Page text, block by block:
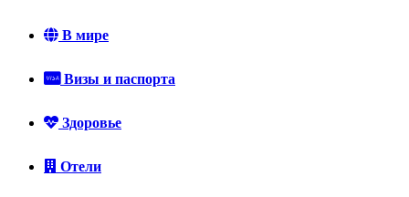
В мире
Визы и паспорта
Здоровье
Отели